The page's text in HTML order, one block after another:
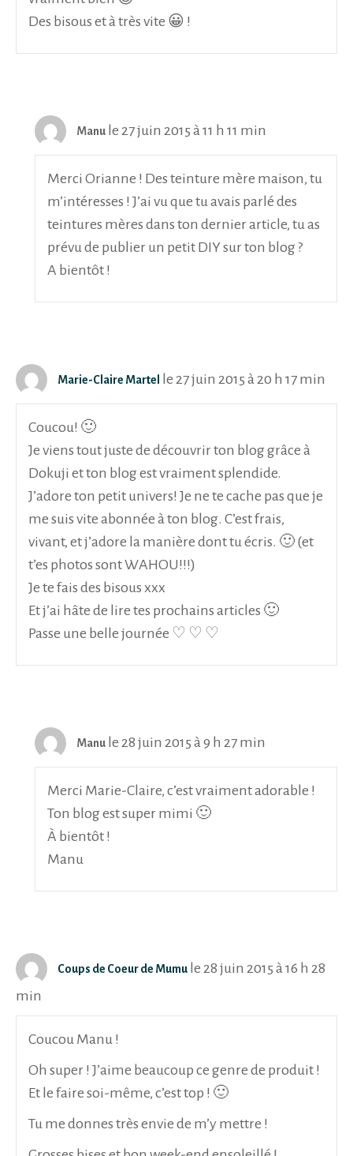
Des bisous et à très vite 😀 !
Manu le 27 juin 2015 à 11 h 11 min
Merci Orianne ! Des teinture mère maison, tu
m’intéresses ! J’ai vu que tu avais parlé des
teintures mères dans ton dernier article, tu as
prévu de publier un petit DIY sur ton blog ?
A bientôt !
Marie-Claire Martel le 27 juin 2015 à 20 h 17 min
Coucou! 🙂
Je viens tout juste de découvrir ton blog grâce à
Dokuji et ton blog est vraiment splendide.
J’adore ton petit univers! Je ne te cache pas que je
me suis vite abonnée à ton blog. C’est frais,
vivant, et j’adore la manière dont tu écris. 🙂 (et
t’es photos sont WAHOU!!!)
Je te fais des bisous xxx
Et j’ai hâte de lire tes prochains articles 🙂
Passe une belle journée ♡ ♡ ♡
Manu le 28 juin 2015 à 9 h 27 min
Merci Marie-Claire, c’est vraiment adorable !
Ton blog est super mimi 🙂
À bientôt !
Manu
Coups de Coeur de Mumu le 28 juin 2015 à 16 h 28
min
Coucou Manu !
Oh super ! J’aime beaucoup ce genre de produit !
Et le faire soi-même, c’est top ! 🙂
Tu me donnes très envie de m’y mettre !